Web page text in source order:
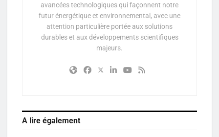
avancées technologiques qui façonnent notre
futur énergétique et environnemental, avec une
attention particulière portée aux solutions
durables et aux développements scientifiques
majeurs.
A lire également